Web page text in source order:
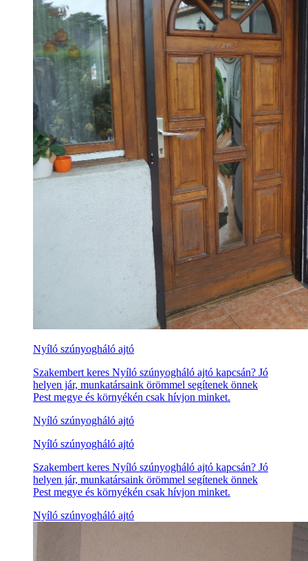
Nyíló szúnyogháló ajtó
Szakembert keres Nyíló szúnyogháló ajtó kapcsán? Jó
helyen jár, munkatársaink örömmel segítenek önnek
Pest megye és környékén csak hívjon minket.
Nyíló szúnyogháló ajtó
Nyíló szúnyogháló ajtó
Szakembert keres Nyíló szúnyogháló ajtó kapcsán? Jó
helyen jár, munkatársaink örömmel segítenek önnek
Pest megye és környékén csak hívjon minket.
Nyíló szúnyogháló ajtó